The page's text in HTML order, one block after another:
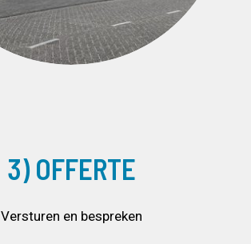
3) OFFERTE
Versturen en bespreken